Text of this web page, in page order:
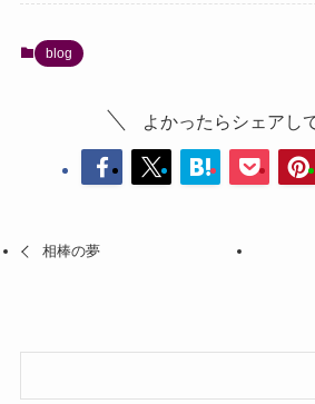
blog
よかったらシェアし
相棒の夢